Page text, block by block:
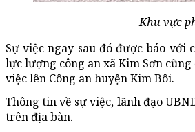
Khu vực
Sự việc ngay sau đó được báo
lực lượng công an xã Kim Sơn
việc lên Công an huyện Kim Bôi.
Thông tin về sự việc, lãnh đạo
trên địa bàn.